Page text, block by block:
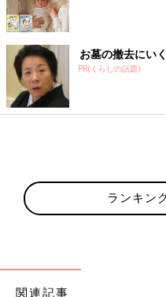
お墓の撤去にい
PR(くらしの話題)
ランキン
関連記事